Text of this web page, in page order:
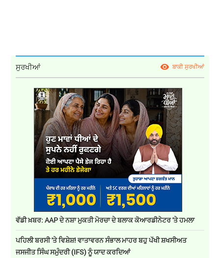
ਸੁਰਖੀਆਂ ਬਾਕੀ ਸੁਰਖੀਆਂ
ਵੱਡੀ ਖ਼ਬਰ: AAP ਦੇ ਨਸ਼ਾ ਮੁਕਤੀ ਮੋਰਚਾ ਦੇ ਬਲਾਕ ਕੋਆਰਡੀਨੇਟਰ 'ਤੇ ਹਮਲਾ
ਪਹਿਲੀ ਬਰਸੀ 'ਤੇ ਵਿਸ਼ੇਸ਼! ਵਾਤਾਵਰਨ ਸੰਭਾਲ ਮਾਹਰ ਬਹੁ ਪੱਖੀ ਸ਼ਖਸੀਅਤ
ਜਸਜੀਤ ਸਿੰਘ ਸਮੁੰਦਰੀ (IFS) ਨੂੰ ਯਾਦ ਕਰਦਿਆਂ